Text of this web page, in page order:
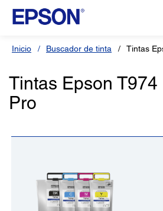
Inicio Buscador de tinta Tintas
Tintas Epson
Pro